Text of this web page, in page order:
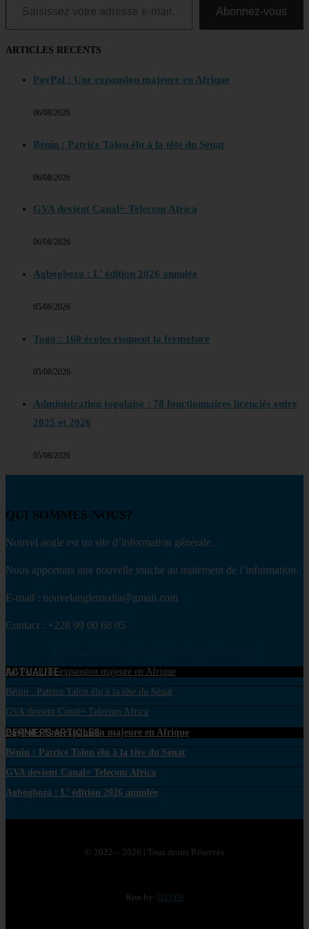
Abonnez-vous
ARTICLES RECENTS
PayPal : Une expansion majeure en Afrique
06/08/2026
Bénin : Patrice Talon élu à la tête du Sénat
06/08/2026
GVA devient Canal+ Telecom Africa
06/08/2026
Agbogboza : L’ édition 2026 annulée
05/08/2026
Togo : 160 écoles risquent la fermeture
05/08/2026
Administration togolaise : 78 fonctionnaires licenciés entre
2025 et 2026
05/08/2026
QUI SOMMES-NOUS?
Nouvel angle est un site d’information générale.
Nous apportons une nouvelle touche au traitement de l’information.
E-mail : nouvelanglemedia@gmail.com
Contact : +228 99 00 68 05
ACTUALITE
PayPal : Une expansion majeure en Afrique
Bénin : Patrice Talon élu à la tête du Sénat
GVA devient Canal+ Telecom Africa
DERNIERS ARTICLES
PayPal : Une expansion majeure en Afrique
Bénin : Patrice Talon élu à la tête du Sénat
GVA devient Canal+ Telecom Africa
Agbogboza : L’ édition 2026 annulée
© 2022 – 2026 | Tous droits Réservés
Run by OTIYA